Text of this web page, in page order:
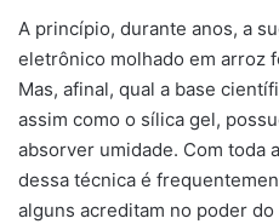
A princípio, durante anos, a
eletrônico molhado em arroz
Mas, afinal, qual a base
assim como o sílica gel,
absorver umidade. Com toda
dessa técnica é
alguns acreditam no poder